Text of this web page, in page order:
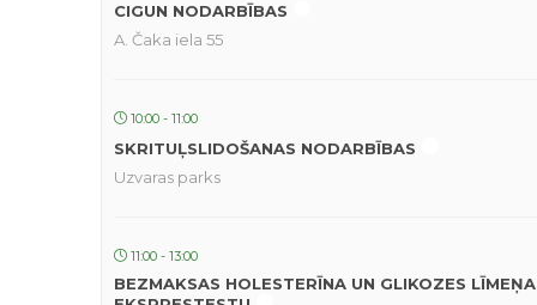
CIGUN NODARBĪBAS
A. Čaka iela 55
10:00 - 11:00
SKRITUĻSLIDOŠANAS NODARBĪBAS
Uzvaras parks
11:00 - 13:00
BEZMAKSAS HOLESTERĪNA UN GLIKOZES